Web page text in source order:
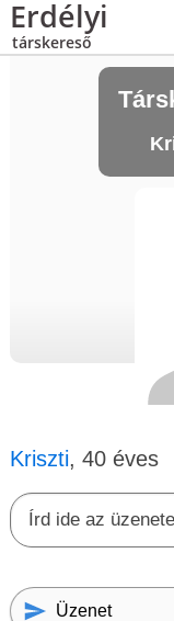
Erdélyi
társkereső
Kriszti, 40 éves
Üzenet